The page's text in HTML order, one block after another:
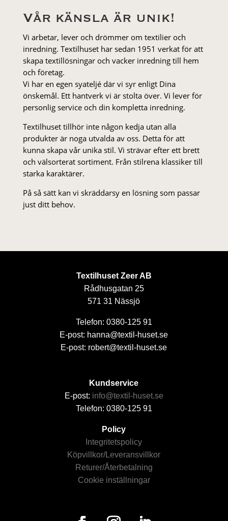
Vår känsla är unik!
Vi arbetar, lever och drömmer om textilier och
inredning. Textilhuset har sedan 1951 verkat för att
skapa textillösningar och vacker inredning till hem
och företag.
Vi har en egen syateljé där vi syr enligt Dina
önskemål. Ett hantverk vi är stolta över. Vi lever för
personlig service och din kompletta inredning.
Textilhuset tillhör inte någon kedja utan alla
produkter är noga utvalda av oss. Detta för att
kunna skapa vår unika stil. Vi strä­var efter ett brett
och välsorterat sor­ti­ment. Från stil­rena klas­siker till
starka karaktärer.
På så sätt kan vi skräddarsy en lösning som passar
just ditt behov.
Textilhuset Zeer AB
Rådhusgatan 25
571 31 Nässjö
Telefon: 0380-125 91
E-post: hanna@textil-huset.se
E-post: robert@textil-huset.se
Kundservice
E-post: info@textil-huset.se
Telefon: 0380-125 91
Policy
Integritetspolicy
Köpvillkor/Leveransvillkor
Returer/Återbetalning
Cookie inställningar